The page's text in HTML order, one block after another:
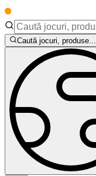
Caută jocuri, produse...